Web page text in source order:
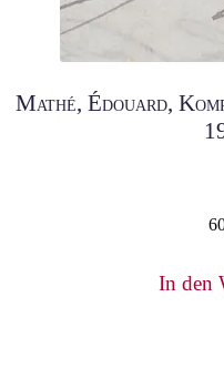
Mathé, Édouard,
In den